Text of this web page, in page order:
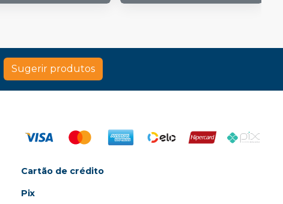
Sugerir produtos
Cartão de crédito
Pix